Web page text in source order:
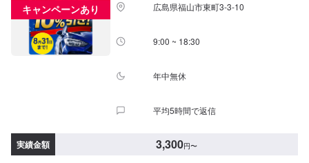
キャンペーンあり 広島県福山市東町3-3-10
9:00 ~ 18:30
年中無休
平均5時間で返信
実績金額 3,300円〜